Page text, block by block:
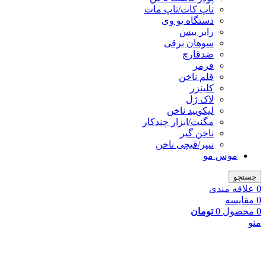
تاپ کات/تاپ مات
دستگاه یو وی
رابر بیس
سوهان برقی
ضدقارچ
فرمر
قلم ناخن
کلینزر
لاک ژل
لیکوييد ناخن
مگنت/ابزار چندکار
ناخن گیر
نیپر/قیچی ناخن
موس مو
جستجو
0 علاقه مندی
0 مقایسه
0 محصول 0 تومان
منو